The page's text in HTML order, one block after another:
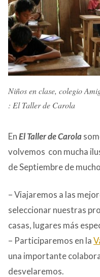
Niños en clase, colegio
: El Taller de Carola
EnEl Taller de Carola
volvemos con mucha
de Septiembre de
– Viajaremos a las
seleccionar nuestras
casas, lugares más
– Participaremos en la
una importante
desvelaremos.